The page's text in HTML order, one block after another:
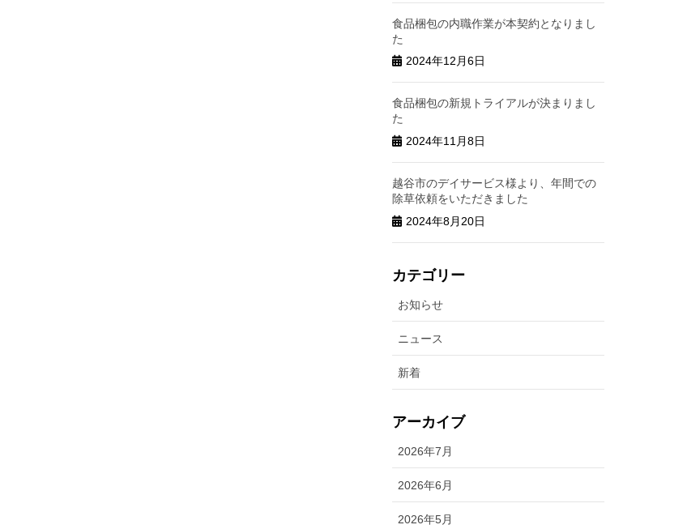
食品梱包の内職作業が本契約となりまし
た
2024年12月6日
食品梱包の新規トライアルが決まりまし
た
2024年11月8日
越谷市のデイサービス様より、年間での
除草依頼をいただきました
2024年8月20日
カテゴリー
お知らせ
ニュース
新着
アーカイブ
2026年7月
2026年6月
2026年5月